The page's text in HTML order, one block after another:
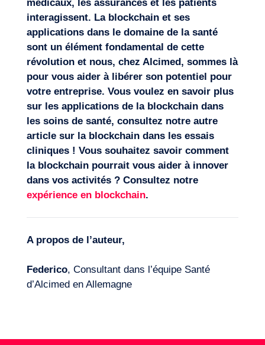
médicaux, les assurances et les patients
interagissent. La blockchain et ses
applications dans le domaine de la santé
sont un élément fondamental de cette
révolution et nous, chez Alcimed, sommes là
pour vous aider à libérer son potentiel pour
votre entreprise. Vous voulez en savoir plus
sur les applications de la blockchain dans
les soins de santé, consultez notre autre
article sur la blockchain dans les essais
cliniques! Vous souhaitez savoir comment
la blockchain pourrait vous aider à innover
dans vos activités ? Consultez notre
expérience en blockchain.
A propos de l’auteur,
Federico, Consultant dans l’équipe Santé
d’Alcimed en Allemagne